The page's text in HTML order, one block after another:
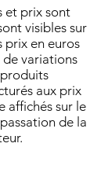
et prix sont
visibles sur
prix en euros
de variations
aux prix
affichés sur le
de la